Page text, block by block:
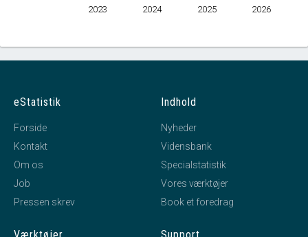
2023 2024 2025 2026
eStatistik
Forside
Kontakt
Om os
Job
Pressen skrev
Indhold
Nyheder
Vidensbank
Specialstatistik
Vores værktøjer
Book et foredrag